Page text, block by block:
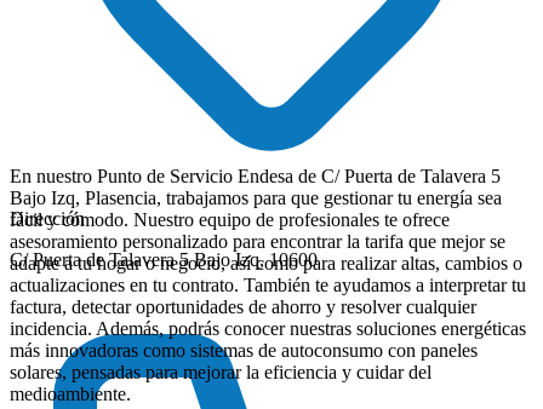
Dirección
C/ Puerta de Talavera 5 Bajo Izq, 10600
En nuestro Punto de Servicio Endesa de C/ Puerta de Talavera 5
Bajo Izq, Plasencia, trabajamos para que gestionar tu energía sea
fácil y cómodo. Nuestro equipo de profesionales te ofrece
asesoramiento personalizado para encontrar la tarifa que mejor se
adapte a tu hogar o negocio, así como para realizar altas, cambios o
actualizaciones en tu contrato. También te ayudamos a interpretar tu
factura, detectar oportunidades de ahorro y resolver cualquier
incidencia. Además, podrás conocer nuestras soluciones energéticas
más innovadoras como sistemas de autoconsumo con paneles
solares, pensadas para mejorar la eficiencia y cuidar del
medioambiente.